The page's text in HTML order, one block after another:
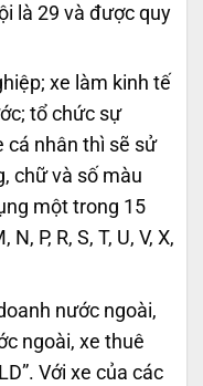
là 29 và được quy
xe làm kinh tế
tổ chức sự
cá nhân thì sẽ sử
chữ và số màu
một trong 15
P, R, S, T, U, V, X,
nước ngoài,
ngoài, xe thuê
Với xe của các